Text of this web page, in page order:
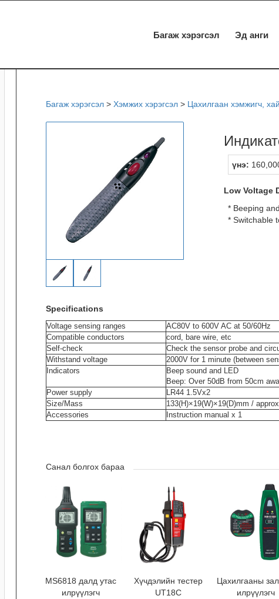
Багаж хэрэгсэл Эд анги
Багаж хэрэгсэл> Хэмжих хэрэгсэл> Цахилгаан хэмжигч,
үнэ:
Low Voltage
* Beeping
* Switchable
Specifications
Voltage sensing ranges
AC80V to 600V AC at 50/60Hz
Compatible conductors
cord, bare wire, etc
Self-check
Check the sensor probe and
Withstand voltage
2000V for 1 minute (between
Indicators
Beep sound and LED
Beep: Over 50dB from 50cm
Power supply
LR44 1.5Vx2
Size/Mass
133(H)×19(W)×19(D)mm /
Accessories
Instruction manual x 1
Санал болгох бараа
MS6818 далд утас
илрүүлэгч
Хүчдэлийн тестер
UT18C
Цахилгааны
илрүүлэгч